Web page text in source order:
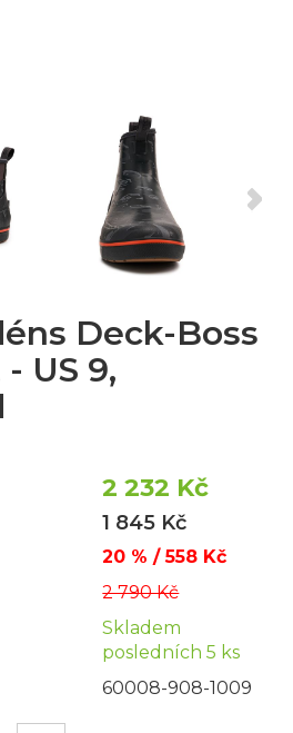
Deck-Boss
US 9,
2 232 Kč
1 845 Kč
20 % / 558 Kč
2 790 Kč
Skladem
posledních 5 ks
60008-908-1009